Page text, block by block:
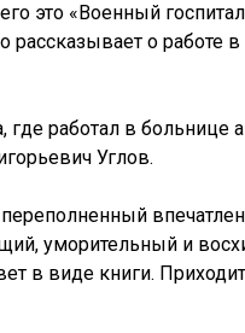
это «Военный
рассказывает о работе
где работал в больнице
Углов.
уморительный и
в виде книги.